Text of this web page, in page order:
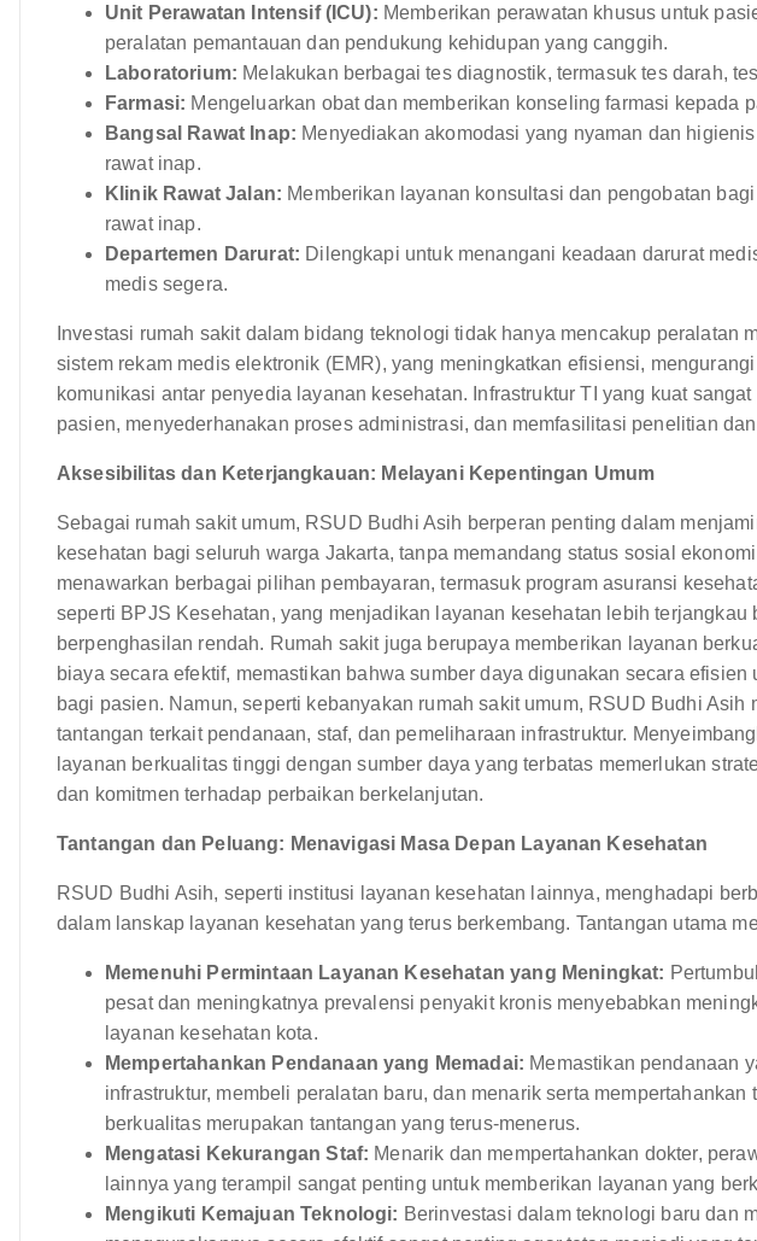
Unit Perawatan Intensif (ICU): Memberikan perawatan khusus untuk
peralatan pemantauan dan pendukung kehidupan yang canggih.
Laboratorium: Melakukan berbagai tes diagnostik, termasuk tes darah,
Farmasi: Mengeluarkan obat dan memberikan konseling farmasi kepada
Bangsal Rawat Inap: Menyediakan akomodasi yang nyaman dan
rawat inap.
Klinik Rawat Jalan: Memberikan layanan konsultasi dan pengobatan
rawat inap.
Departemen Darurat: Dilengkapi untuk menangani keadaan darurat
medis segera.
Investasi rumah sakit dalam bidang teknologi tidak hanya mencakup peralatan
sistem rekam medis elektronik (EMR), yang meningkatkan efisiensi,
komunikasi antar penyedia layanan kesehatan. Infrastruktur TI yang kuat
pasien, menyederhanakan proses administrasi, dan memfasilitasi penelitian
Aksesibilitas dan Keterjangkauan: Melayani Kepentingan Umum
Sebagai rumah sakit umum, RSUD Budhi Asih berperan penting dalam
kesehatan bagi seluruh warga Jakarta, tanpa memandang status sosial
menawarkan berbagai pilihan pembayaran, termasuk program asuransi
seperti BPJS Kesehatan, yang menjadikan layanan kesehatan lebih terjangkau
berpenghasilan rendah. Rumah sakit juga berupaya memberikan layanan
biaya secara efektif, memastikan bahwa sumber daya digunakan secara efisien
bagi pasien. Namun, seperti kebanyakan rumah sakit umum, RSUD Budhi Asih
tantangan terkait pendanaan, staf, dan pemeliharaan infrastruktur.
layanan berkualitas tinggi dengan sumber daya yang terbatas memerlukan
dan komitmen terhadap perbaikan berkelanjutan.
Tantangan dan Peluang: Menavigasi Masa Depan Layanan Kesehatan
RSUD Budhi Asih, seperti institusi layanan kesehatan lainnya, menghadapi
dalam lanskap layanan kesehatan yang terus berkembang. Tantangan utama
Memenuhi Permintaan Layanan Kesehatan yang Meningkat:
pesat dan meningkatnya prevalensi penyakit kronis menyebabkan
layanan kesehatan kota.
Mempertahankan Pendanaan yang Memadai: Memastikan pendanaan
infrastruktur, membeli peralatan baru, dan menarik serta
berkualitas merupakan tantangan yang terus-menerus.
Mengatasi Kekurangan Staf: Menarik dan mempertahankan dokter,
lainnya yang terampil sangat penting untuk memberikan layanan yang
Mengikuti Kemajuan Teknologi: Berinvestasi dalam teknologi baru dan